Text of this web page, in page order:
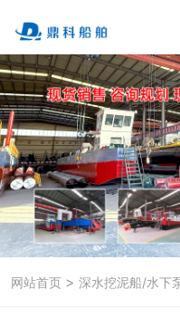
网站首页 > 深水挖泥船/水下